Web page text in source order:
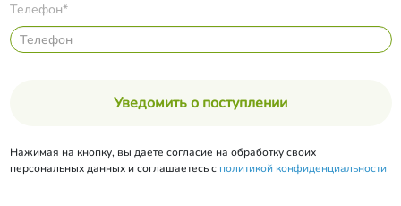
Телефон*
Уведомить о поступлении
Нажимая на кнопку, вы даете согласие на обработку своих
персональных данных и соглашаетесь с политикой конфиденциальности